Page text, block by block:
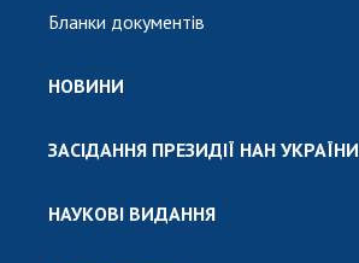
Бланки документів
НОВИНИ
ЗАСІДАННЯ ПРЕЗИДІЇ НАН УКРАЇНИ
НАУКОВІ ВИДАННЯ